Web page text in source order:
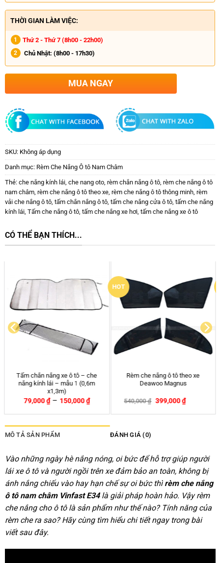
THỜI GIAN LÀM VIỆC:
Thứ 2 - Thứ 7 (8h00 - 22h00)
Chủ Nhật: (8h00 - 17h30)
MUA NGAY
SKU: Không áp dụng
Danh mục: Rèm Che Nắng Ô tô Nam Châm
Thẻ: che nắng kính lái, che nang oto, rèm chắn nắng ô tô, rèm che nắng ô tô
nam châm, rèm che nắng ô tô theo xe, rèm che nắng ô tô thông minh, rèm
vải che nắng ô tô, tấm chắn nắng ô tô, tấm che nắng cửa ô tô, tấm che nắng
kính lái, Tấm che nắng ô tô, tấm che nắng xe hơi, tấm che nắng xe ô tô
CÓ THỂ BẠN THÍCH...
HOT
Thảm lót sàn ô tô Kata Ford
Everest
1,200,000₫ – 3,190,000
New
Thảm lót sàn ô tô Kata Chevrolet
Captiva
1,200,000 ₫ – 3,190,000
MÔ TẢ SẢN PHẨM ĐÁNH GIÁ (0)
Vào những ngày hè nắng nóng, oi bức để hỗ trợ giúp người
lái xe ô tô và người ngồi trên xe đảm bảo an toàn, không bị
ánh nắng chiếu vào hay hạn chế sự oi bức thì rèm che nắng
ô tô nam châm Vinfast E34là giải pháp hoàn hảo. Vậy rèm
che nắng cho ô tô là sản phẩm như thế nào? Tính năng của
rèm che ra sao? Hãy cùng tìm hiểu chi tiết ngay trong bài
viết sau đây.